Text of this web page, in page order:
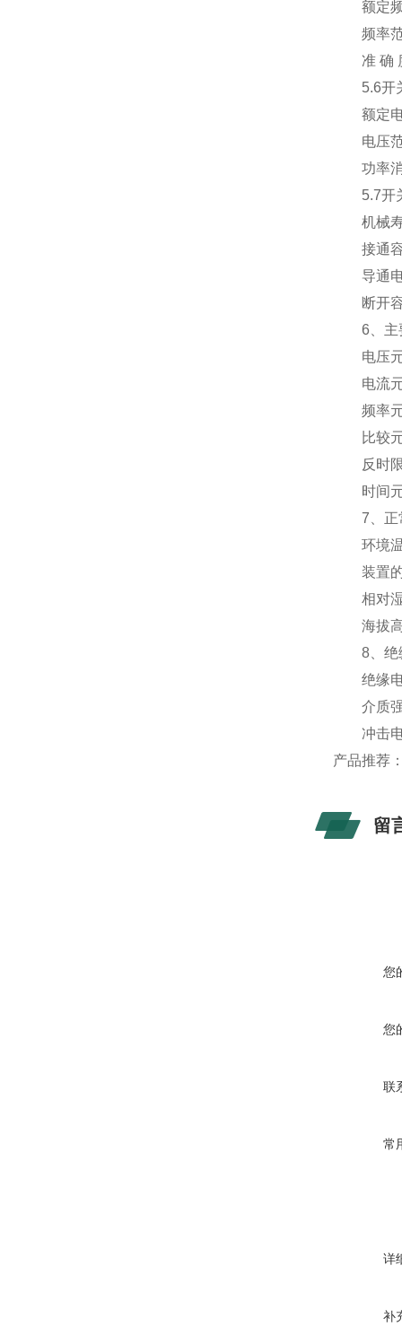
额定频
频率范
准 确
5.6开
额定电
电压范
功率消
5.7开
机械寿
接通容
导通电
断开容
6、主
电压元
电流元
频率元
比较元
反时限
时间元
7、正
环境温
装置的
相对湿
海拔高
8、绝
绝缘电
介质强
冲击电
产品推荐
留
您
您
联
常
详
补